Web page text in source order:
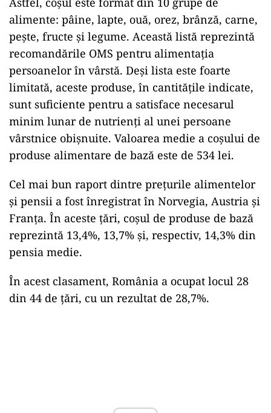
alimente: pâine, lapte, ouă, orez, brânză, carne,
pește, fructe și legume. Această listă reprezintă
recomandările OMS pentru alimentația
persoanelor în vârstă. Deși lista este foarte
limitată, aceste produse, în cantitățile indicate,
sunt suficiente pentru a satisface necesarul
minim lunar de nutrienți al unei persoane
vârstnice obișnuite. Valoarea medie a coșului de
produse alimentare de bază este de 534 lei.
Cel mai bun raport dintre prețurile alimentelor
și pensii a fost înregistrat în Norvegia, Austria și
Franța. În aceste țări, coșul de produse de bază
reprezintă 13,4%, 13,7% și, respectiv, 14,3% din
pensia medie.
În acest clasament, România a ocupat locul 28
din 44 de țări, cu un rezultat de 28,7%.